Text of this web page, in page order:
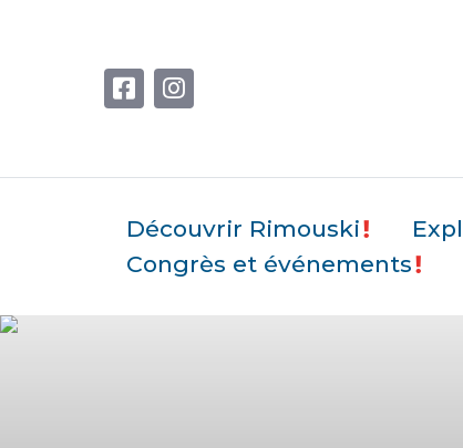
Découvrir Rimouski
Congrès et événements